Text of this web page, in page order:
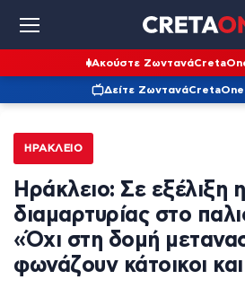
Ακούστε Ζωντανά
Δείτε ΖωντανάCretaOne
ΗΡΆΚΛΕΙΟ
Ηράκλειο: Σε εξέλιξη
διαμαρτυρίας στο
«Όχι στη δομή
φωνάζουν κάτοικοι